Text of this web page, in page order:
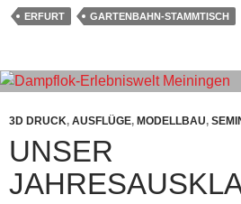
ERFURT GARTENBAHN-STAMMTISCH
3D DRUCK, AUSFLÜGE, MODELLBAU,
UNSER